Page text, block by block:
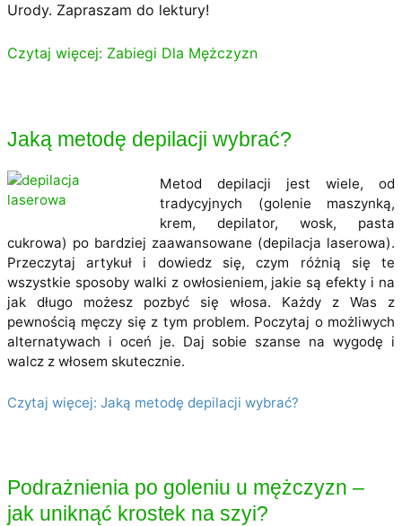
Urody. Zapraszam do lektury!
Czytaj więcej: Zabiegi Dla Mężczyzn
Jaką metodę depilacji wybrać?
Metod depilacji jest wiele, od
tradycyjnych (golenie maszynką,
krem, depilator, wosk, pasta
cukrowa) po bardziej zaawansowane (depilacja laserowa).
Przeczytaj artykuł i dowiedz się, czym różnią się te
wszystkie sposoby walki z owłosieniem, jakie są efekty i na
jak długo możesz pozbyć się włosa. Każdy z Was z
pewnością męczy się z tym problem. Poczytaj o możliwych
alternatywach i oceń je. Daj sobie szanse na wygodę i
walcz z włosem skutecznie.
Czytaj więcej: Jaką metodę depilacji wybrać?
Podrażnienia po goleniu u mężczyzn –
jak uniknąć krostek na szyi?